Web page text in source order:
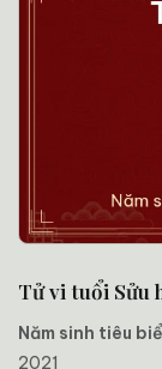
Tử vi tuổi Sửu
Năm sinh tiêu
2021